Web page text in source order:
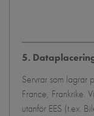
5.
Servrar som lagrar
France, Frankrike.
utanför EES (t.ex.